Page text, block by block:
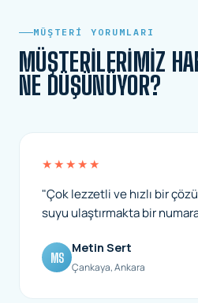
MÜŞTERI YORUMLARI
MÜŞTERILERIMIZ
NE DÜŞÜNÜYOR?
★★★★★
"Çok lezzetli ve hızlı bir
suyu ulaştırmakta bir
MS
Metin Sert
Çankaya, Ankara